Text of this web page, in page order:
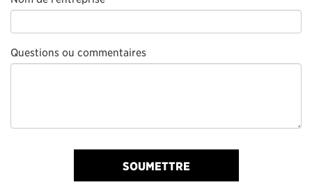
Questions ou commentaires
SOUMETTRE